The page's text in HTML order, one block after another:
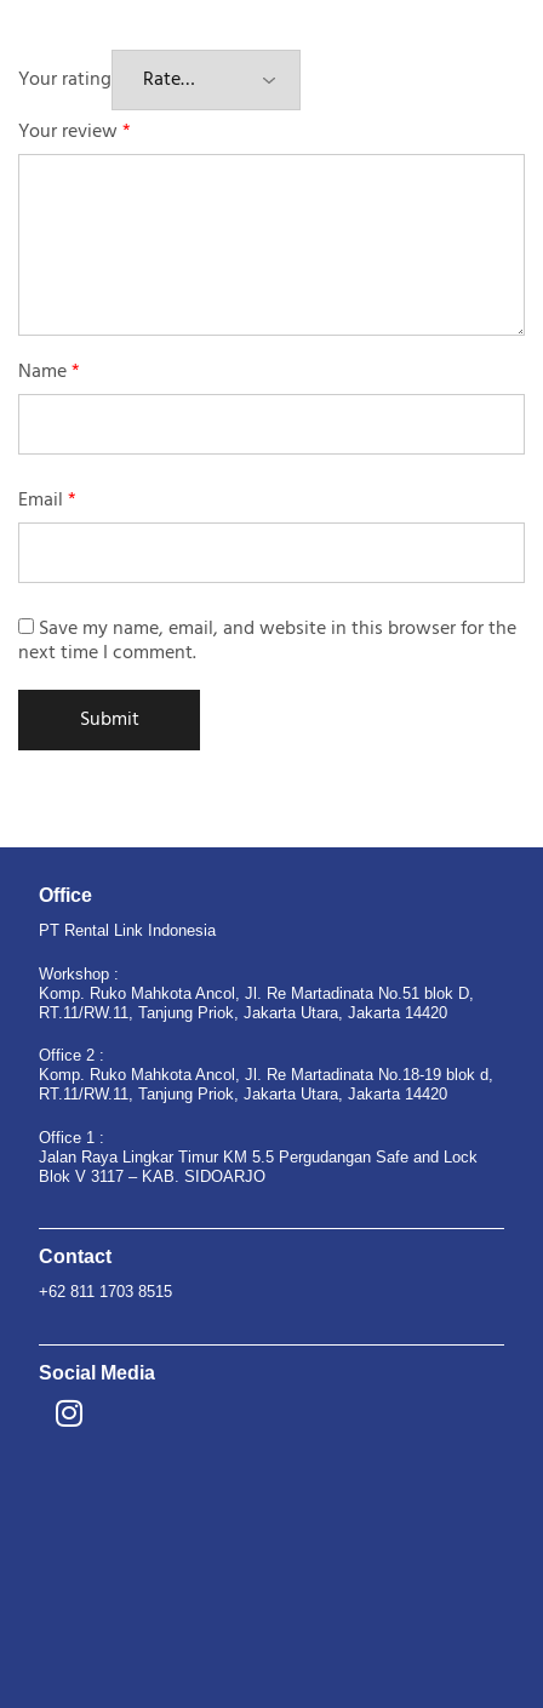
Your rating
Your review*
Name*
Email*
Save my name, email, and website in this browser for the
next time I comment.
Office
PT Rental Link Indonesia
Workshop :
Komp. Ruko Mahkota Ancol, Jl. Re Martadinata No.51 blok D,
RT.11/RW.11, Tanjung Priok, Jakarta Utara, Jakarta 14420
Office 2 :
Komp. Ruko Mahkota Ancol, Jl. Re Martadinata No.18-19 blok d,
RT.11/RW.11, Tanjung Priok, Jakarta Utara, Jakarta 14420
Office 1 :
Jalan Raya Lingkar Timur KM 5.5 Pergudangan Safe and Lock
Blok V 3117 – KAB. SIDOARJO
Contact
+62 811 1703 8515
Social Media